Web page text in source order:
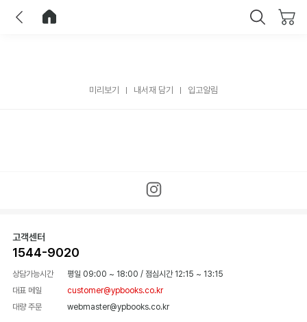
미리보기 내서재 담기 입고알림
고객센터
1544-9020
상담가능시간 평일 09:00 ~ 18:00 / 점심시간 12:15 ~ 13:15
대표 메일
customer@ypbooks.co.kr
대량 주문
webmaster@ypbooks.co.kr